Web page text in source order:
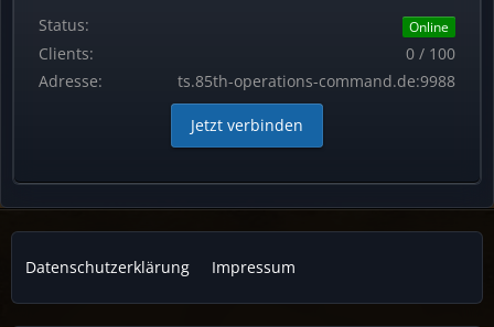
Status: Online
Clients:
0 / 100
Adresse:
ts.85th-operations-command.de:9988
Jetzt verbinden
Datenschutzerklärung Impressum